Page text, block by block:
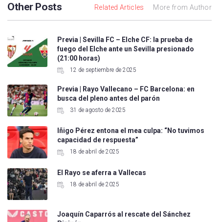
Other Posts Related Articles More from Author
Previa | Sevilla FC – Elche CF: la prueba de
fuego del Elche ante un Sevilla presionado
(21:00 horas)
12 de septiembre de 2025
Previa | Rayo Vallecano – FC Barcelona: en
busca del pleno antes del parón
31 de agosto de 2025
Iñigo Pérez entona el mea culpa: “No tuvimos
capacidad de respuesta”
18 de abril de 2025
El Rayo se aferra a Vallecas
18 de abril de 2025
Joaquín Caparrós al rescate del Sánchez